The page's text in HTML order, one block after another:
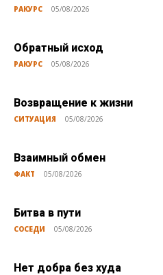
РАКУРС 05/08/2026
Обратный исход
РАКУРС 05/08/2026
Возвращение к жизни
СИТУАЦИЯ 05/08/2026
Взаимный обмен
ФАКТ 05/08/2026
Битва в пути
СОСЕДИ 05/08/2026
Нет добра без худа